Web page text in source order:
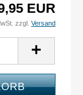
EUR
zzgl. Versand